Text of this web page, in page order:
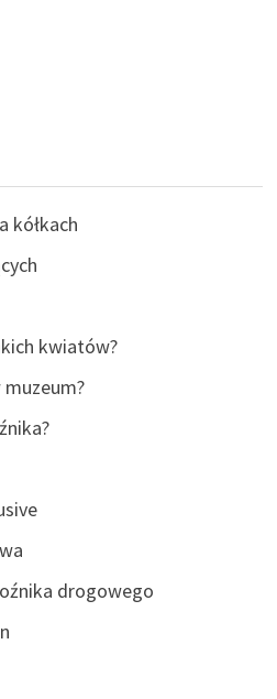
kółkach
kwiatów?
drogowego